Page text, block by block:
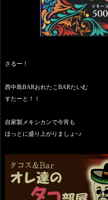
さるー！
西中島BARおれたこBARたいむ
すたーと！！
自家製メキシカンで今宵も
ほっとに盛り上がりましょ~♪